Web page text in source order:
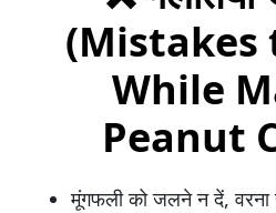
(Mistakes
While
Peanut
मूंगफली को जलने न दें, वरना